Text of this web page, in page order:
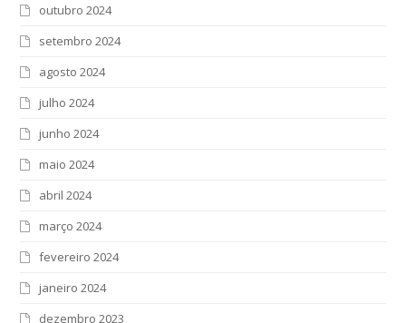
outubro 2024
setembro 2024
agosto 2024
julho 2024
junho 2024
maio 2024
abril 2024
março 2024
fevereiro 2024
janeiro 2024
dezembro 2023